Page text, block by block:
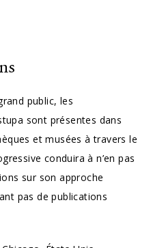
public, les
sont présentes dans
et musées à travers le
conduira à n’en pas
sur son approche
pas de publications